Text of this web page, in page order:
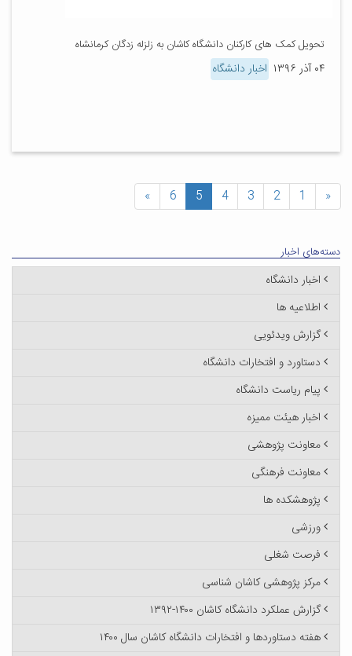
تحویل کمک هاى کارکنان دانشگاه کاشان به زلزله زدگان کرمانشاه
۰۴ آذر ۱۳۹۶ اخبار دانشگاه
«
1
2
3
4
5
6
»
دسته‌های اخبار
اخبار دانشگاه
اطلاعیه ها
گزارش ویدئویی
دستاورد و افتخارات دانشگاه
پیام ریاست دانشگاه
اخبار هیئت ممیزه
معاونت پژوهشی
معاونت فرهنگی
پژوهشکده ها
ورزشی
فرصت شغلی
مرکز پژوهشی کاشان شناسی
گزارش عملکرد دانشگاه کاشان ۱۴۰۰-۱۳۹۲
هفته دستاوردها و افتخارات دانشگاه کاشان سال ۱۴۰۰